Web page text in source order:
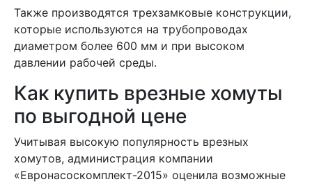
Также производятся трехзамковые конструкции,
которые используются на трубопроводах
диаметром более 600 мм и при высоком
давлении рабочей среды.
Как купить врезные хомуты
по выгодной цене
Учитывая высокую популярность врезных
хомутов, администрация компании
«Евронасоскомплект-2015» оценила возможные